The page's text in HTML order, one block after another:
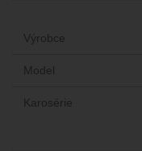
Výrobce
Model
Karosérie